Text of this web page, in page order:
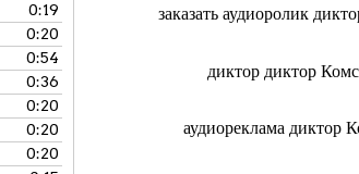
0:19
0:20
0:54
0:36
0:20
0:20
0:20
заказать аудиоролик
диктор диктор
аудиореклама диктор